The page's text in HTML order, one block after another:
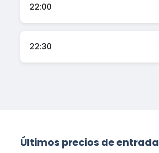
22:00
22:30
Últimos precios de